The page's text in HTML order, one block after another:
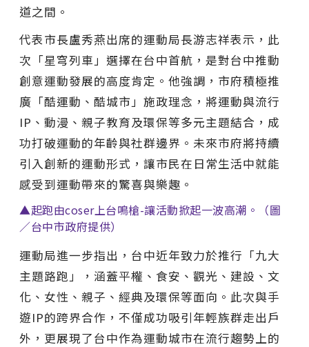
道之間。
代表市長盧秀燕出席的運動局長游志祥表示，此
次「星穹列車」選擇在台中首航，是對台中推動
創意運動發展的高度肯定。他強調，市府積極推
廣「酷運動、酷城市」施政理念，將運動與流行
IP、動漫、親子教育及環保等多元主題結合，成
功打破運動的年齡與社群邊界。未來市府將持續
引入創新的運動形式，讓市民在日常生活中就能
感受到運動帶來的驚喜與樂趣。
▲起跑由coser上台鳴槍-讓活動掀起一波高潮。（圖
／台中市政府提供）
運動局進一步指出，台中近年致力於推行「九大
主題路跑」，涵蓋平權、食安、觀光、建設、文
化、女性、親子、經典及環保等面向。此次與手
遊IP的跨界合作，不僅成功吸引年輕族群走出戶
外，更展現了台中作為運動城市在流行趨勢上的